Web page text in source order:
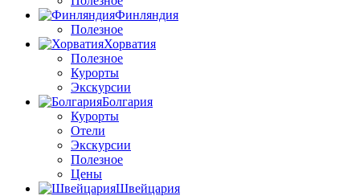
Финляндия
Полезное
Хорватия
Полезное
Курорты
Экскурсии
Болгария
Курорты
Отели
Экскурсии
Полезное
Цены
Швейцария